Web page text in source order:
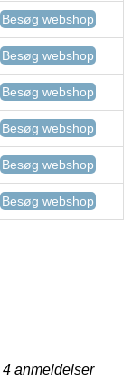
Besøg webshop
Besøg webshop
Besøg webshop
Besøg webshop
Besøg webshop
Besøg webshop
4 anmeldelser